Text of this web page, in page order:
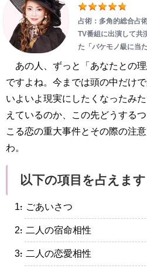
占術：多角的総合占
TV番組に出演して共
た「バケモノ級に当
あの人、ずっと「あなたとの
ですよね。今までは頭の中だけ
いよいよ現実にしたくなったみ
えているのか、この先どうする
こる恋の重大事件とその際の注
わ。
以下の項目を占えます
・ごあいさつ
・二人の宿命相性
・二人の恋愛相性